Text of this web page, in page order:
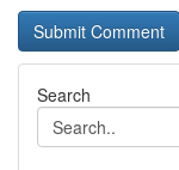
Search